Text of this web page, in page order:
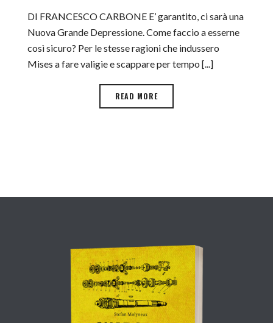
DI FRANCESCO CARBONE E’ garantito, ci sarà una
Nuova Grande Depressione. Come faccio a esserne
così sicuro? Per le stesse ragioni che indussero
Mises a fare valigie e scappare per tempo [...]
READ MORE